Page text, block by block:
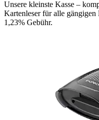
Unsere kleinste Kasse –
Kartenleser für alle
1,23% Gebühr.